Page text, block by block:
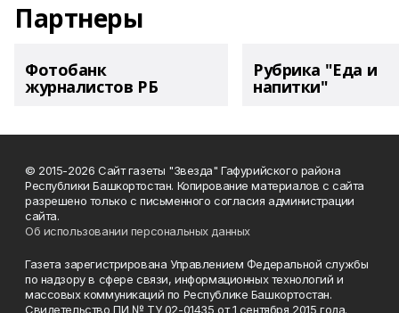
Партнеры
Фотобанк
журналистов РБ
Рубрика "Еда и
напитки"
© 2015-2026 Сайт газеты "Звезда" Гафурийского района
Республики Башкортостан. Копирование материалов с сайта
разрешено только с письменного согласия администрации
сайта.
Об использовании персональных данных
Газета зарегистрирована Управлением Федеральной службы
по надзору в сфере связи, информационных технологий и
массовых коммуникаций по Республике Башкортостан.
Свидетельство ПИ № ТУ 02-01435 от 1 сентября 2015 года.